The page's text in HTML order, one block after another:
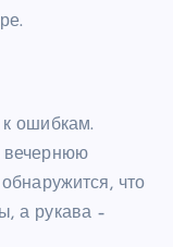
к ошибкам.
вечернюю
что
а рукава –